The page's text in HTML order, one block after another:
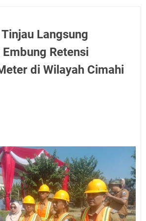
Langsung
Retensi
di Wilayah Cimahi